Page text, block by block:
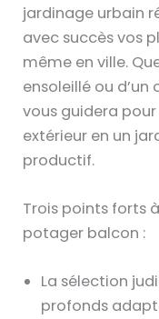
jardinage urbain
avec succès vos
même en ville.
ensoleillé ou
vous guidera
extérieur en un
productif.
Trois points forts
potager balcon :
La sélection
profonds